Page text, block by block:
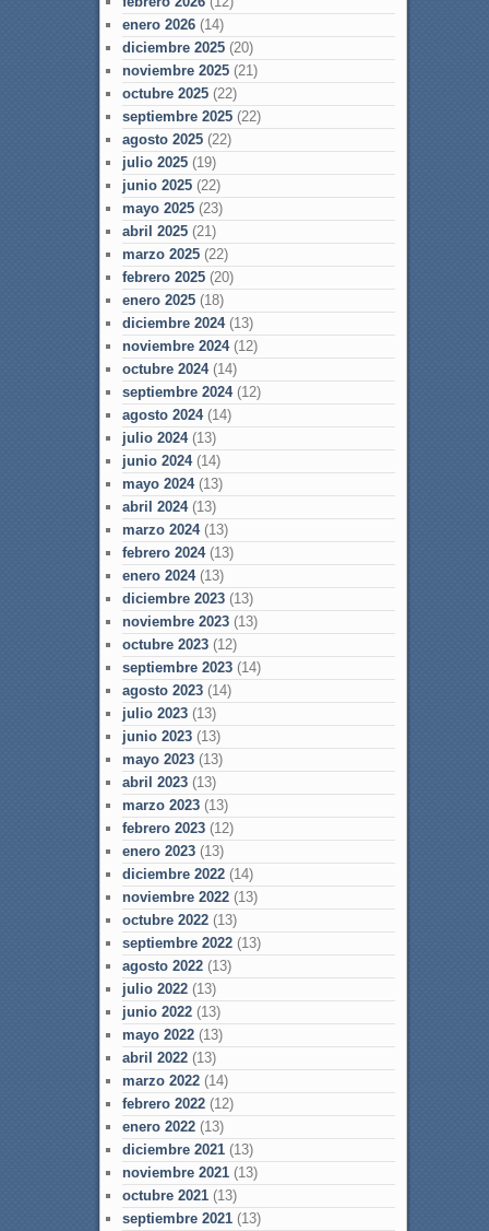
enero 2026(14)
diciembre 2025(20)
noviembre 2025(21)
octubre 2025(22)
septiembre 2025(22)
agosto 2025(22)
julio 2025(19)
junio 2025(22)
mayo 2025(23)
abril 2025(21)
marzo 2025(22)
febrero 2025(20)
enero 2025(18)
diciembre 2024(13)
noviembre 2024(12)
octubre 2024(14)
septiembre 2024(12)
agosto 2024(14)
julio 2024(13)
junio 2024(14)
mayo 2024(13)
abril 2024(13)
marzo 2024(13)
febrero 2024(13)
enero 2024(13)
diciembre 2023(13)
noviembre 2023(13)
octubre 2023(12)
septiembre 2023(14)
agosto 2023(14)
julio 2023(13)
junio 2023(13)
mayo 2023(13)
abril 2023(13)
marzo 2023(13)
febrero 2023(12)
enero 2023(13)
diciembre 2022(14)
noviembre 2022(13)
octubre 2022(13)
septiembre 2022(13)
agosto 2022(13)
julio 2022(13)
junio 2022(13)
mayo 2022(13)
abril 2022(13)
marzo 2022(14)
febrero 2022(12)
enero 2022(13)
diciembre 2021(13)
noviembre 2021(13)
octubre 2021(13)
septiembre 2021(13)